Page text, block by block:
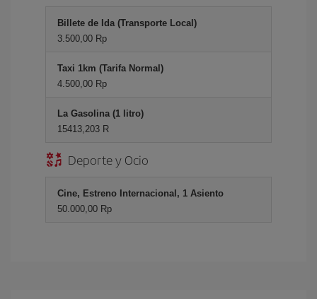
Billete de Ida (Transporte Local)
3.500,00 Rp
Taxi 1km (Tarifa Normal)
4.500,00 Rp
La Gasolina (1 litro)
15413,203 R
Deporte y Ocio
Cine, Estreno Internacional, 1 Asiento
50.000,00 Rp